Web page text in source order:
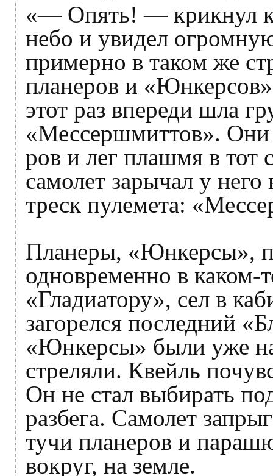
«— Опять! — крикнул
небо и увидел
примерно в таком же
планеров и
этот раз впереди шла
«Мессершмиттов».
ров и лег плашмя в тот
самолет зарычал у
треск пулемета:
Планеры, «Юнкерсы»,
одновременно в каком-
«Гладиатору», сел в
загорелся последний
«Юнкерсы» были уже
стреляли. Квейль
Он не стал выбирать
разбега. Самолет
тучи планеров и
вокруг, на земле.